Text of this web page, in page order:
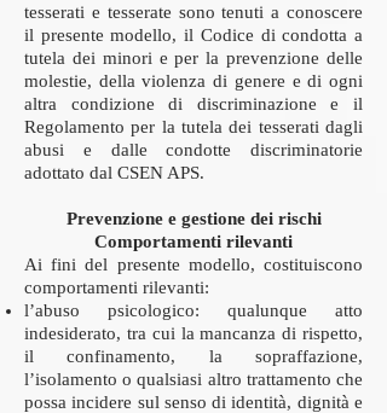
tesserati e tesserate sono tenuti a conoscere
il presente modello, il Codice di condotta a
tutela dei minori e per la prevenzione delle
molestie, della violenza di genere e di ogni
altra condizione di discriminazione e il
Regolamento per la tutela dei tesserati dagli
abusi e dalle condotte discriminatorie
adottato dal CSEN APS.
Prevenzione e gestione dei rischi
Comportamenti rilevanti
Ai fini del presente modello, costituiscono
comportamenti rilevanti:
l’abuso psicologico: qualunque atto
indesiderato, tra cui la mancanza di rispetto,
il confinamento, la sopraffazione,
l’isolamento o qualsiasi altro trattamento che
possa incidere sul senso di identità, dignità e